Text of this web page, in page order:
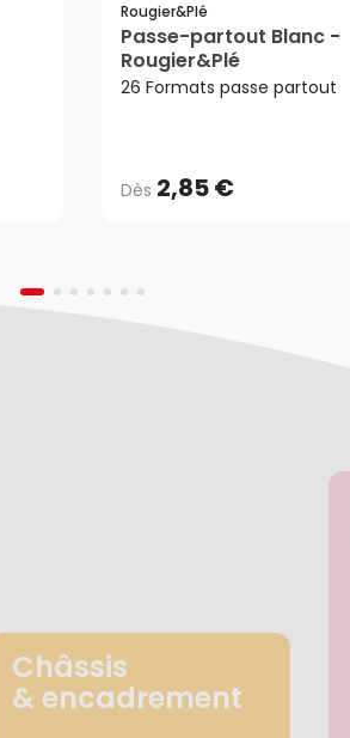
Rougier&plé
Passe-partout Blanc -
Rougier&Plé
26 Formats passe partout
Dès 2,85 €
2,85 €
Châssis
& encadrement